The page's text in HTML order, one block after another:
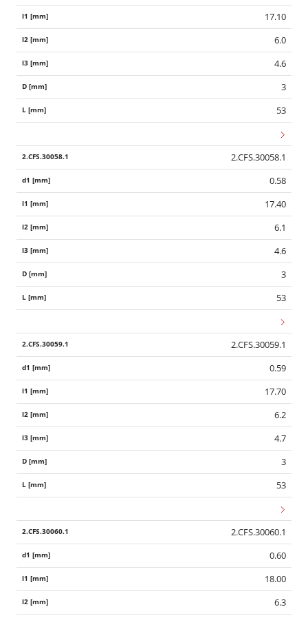
17.10
6.0
4.6
3
53
2.CFS.30058.1
0.58
17.40
6.1
4.6
3
53
2.CFS.30059.1
0.59
17.70
6.2
4.7
3
53
2.CFS.30060.1
0.60
18.00
6.3